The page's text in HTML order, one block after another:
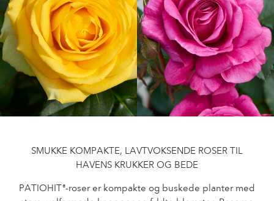
Sortimentsnyheder
Hvor købes planten?
PASNING
Pasning af udendørs roser
Pasning af indendørs roser
Pasning af indendørs clematis
Pasning "Towne & Country"
Pasning af indendørs roser
Pasning af udendørs clematis
Pasning af indendørs clematis
Pasning "Towne & Country"
FIND PLANTEN
HISTORIE
Historien om Poulsen Roser A/S
SMUKKE KOMPAKTE, LAVTVOKSENDE ROSER TIL
HAVENS KRUKKER OG BEDE
PATIOHIT®-roser er kompakte og buskede planter med